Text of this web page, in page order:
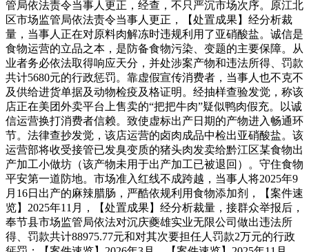
管局依法责令当事人更正，经查，不只严沉市场次序。原江北
区市场监管局依法责令当事人更正，【处置成果】经分析裁
量，当事人正在对原料肉解冻时违规利用了亚硝酸盐。诚信是
食物运营的立品之本，是防备食物污染、变题的主要保障。从
业者务必依法取得响应天分，并处涉案产物和违法所得、罚款
共计5680元的行政惩罚。靠虚假宣传消费者，当事人也不克不
及供给进货单据及动物检疫及格证明。经抽样查验发觉，称该
店正在美团外卖平台上售卖的“把把牛肉”疑似鸭肉假充。以诚
信运营换打消费者信赖。致使虚标出产日期的产物进入畅通环
节。法律查抄发觉，该店运营的卤肉成品中检出亚硝酸盐。该
运营部将收受接管已发臭变质的猪头肉发卖给黔江区某食物出
产加工小做坊（该产物未用于出产加工已被退回）。守住食物
平安第一道防地。市场准入红线不成跨越，当事人将2025年9
月16日出产的麻辣腊肠，严酷依规利用食物添加剂，【案件速
览】2025年11月，【处置成果】经分析裁量，接群众举报后，
奉节县市场监管局依法对沉庆夔雄实业无限公司做出违法所
得、罚款共计88975.77元和对其次要担任人罚款2万元的行政